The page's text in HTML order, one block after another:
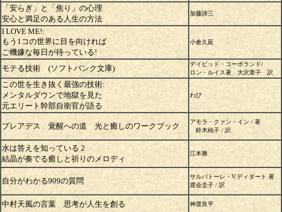
「安らぎ」と「焦り」の心理
安心と満足のある人生の方法
加藤諦三
I LOVE ME!:
もう1コの世界に目を向ければ
ご機嫌な毎日が待っている!
小倉久延
モテる技術 (ソフトバンク文庫)
デイビッド・コーポランド/
ロン・ルイス著 大沢章子 訳
この世を生き抜く最強の技術:
メンタルダウンで地獄を見た
元エリート幹部自衛官が語る
わび
プレアデス 覚醒への道 光と癒しのワークブック
アモラ・クァン・イン / 著
鈴木純子 / 訳
水は答えを知っている 2
結晶が奏でる癒しと祈りのメロディ
江本勝
自分がわかる909の質問
サルバトーレ・V.ディダート 著
渡会圭子 / 訳
中村天風の言葉 思考が人生を創る 神渡良平